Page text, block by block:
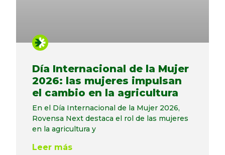
Día Internacional de la Mujer
2026: las mujeres impulsan
el cambio en la agricultura
En el Día Internacional de la Mujer 2026,
Rovensa Next destaca el rol de las mujeres
en la agricultura y
Leer más